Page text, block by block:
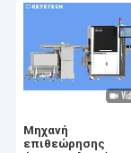
Μηχανή
επιθεώρησης